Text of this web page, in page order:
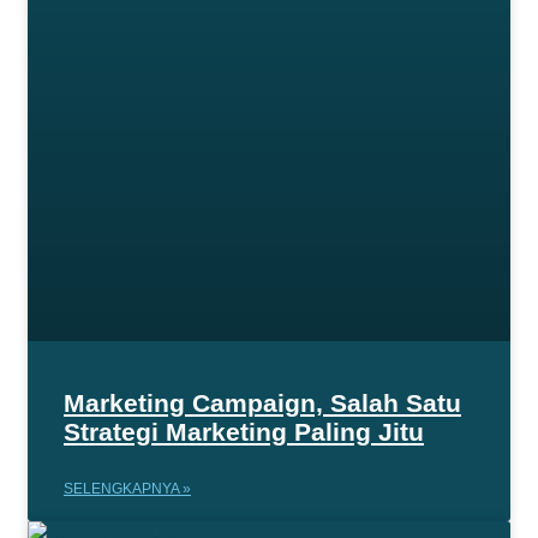
Marketing Campaign, Salah Satu
Strategi Marketing Paling Jitu
SELENGKAPNYA »